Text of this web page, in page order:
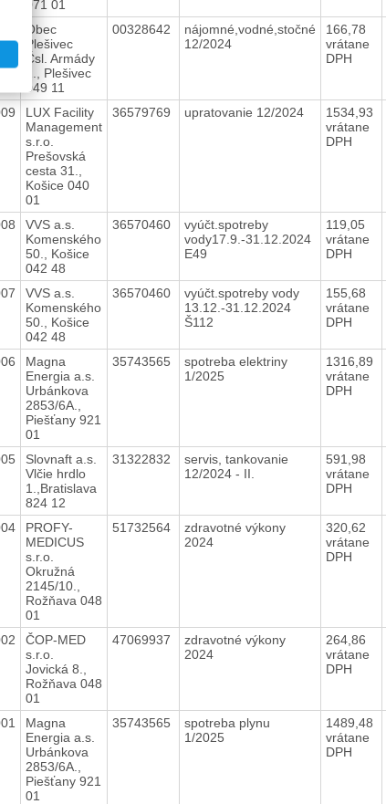
071 01
Obec
Plešivec
Čsl. Armády
1., Plešivec
049 11
00328642
nájomné,vodné,stočné
12/2024
166,78
vrátane
DPH
LUX Facility
Management
s.r.o.
Prešovská
cesta 31.,
Košice 040
01
36579769 upratovanie 12/2024
1534,93
vrátane
DPH
VVS a.s.
Komenského
50., Košice
042 48
36570460
vyúčt.spotreby
vody17.9.-31.12.2024
E49
119,05
vrátane
DPH
VVS a.s.
Komenského
50., Košice
042 48
36570460
vyúčt.spotreby vody
13.12.-31.12.2024
Š112
155,68
vrátane
DPH
Magna
Energia a.s.
Urbánkova
2853/6A.,
Piešťany 921
01
35743565
spotreba elektriny
1/2025
1316,89
vrátane
DPH
Slovnaft a.s.
Vlčie hrdlo
1.,Bratislava
824 12
31322832
servis, tankovanie
12/2024 - II.
591,98
vrátane
DPH
PROFY-
MEDICUS
s.r.o.
Okružná
2145/10.,
Rožňava 048
01
51732564
zdravotné výkony
2024
320,62
vrátane
DPH
ČOP-MED
s.r.o.
Jovická 8.,
Rožňava 048
01
47069937
zdravotné výkony
2024
264,86
vrátane
DPH
Magna
Energia a.s.
Urbánkova
2853/6A.,
Piešťany 921
01
35743565
spotreba plynu
1/2025
1489,48
vrátane
DPH